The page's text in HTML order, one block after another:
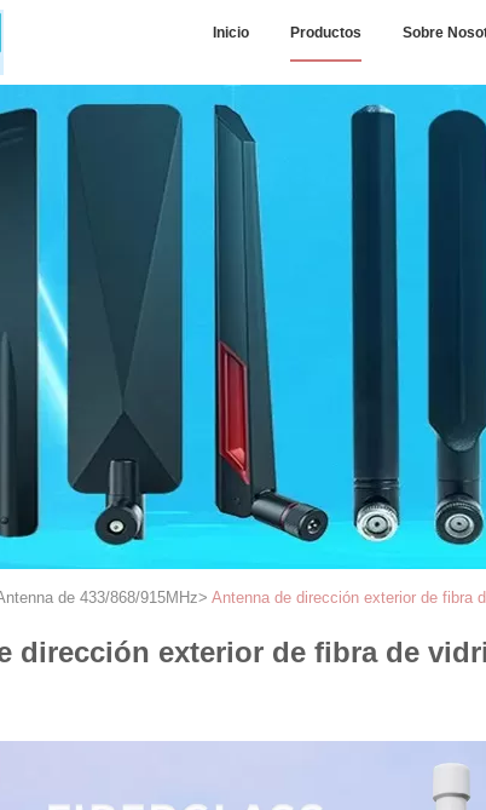
Inicio Productos Sobre
de 433/868/915MHz> Antenna de dirección exterior de fibra
dirección exterior de fibra de